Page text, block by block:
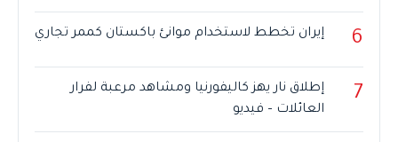
6 إيران تخطط لاستخدام موانئ باكستان كممر تجاري
7
إطلاق نار يهز كاليفورنيا ومشاهد مرعبة لفرار
العائلات – فيديو